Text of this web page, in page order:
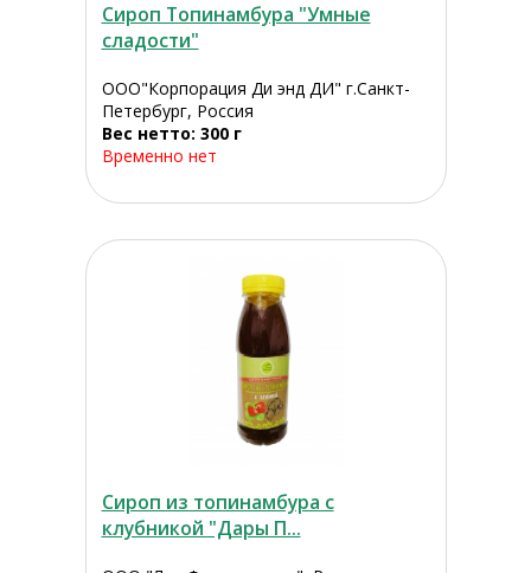
Сироп Топинамбура "Умные
сладости"
ООО"Корпорация Ди энд ДИ" г.Санкт-
Петербург, Россия
Вес нетто: 300 г
Временно нет
Сироп из топинамбура с
клубникой "Дары П...